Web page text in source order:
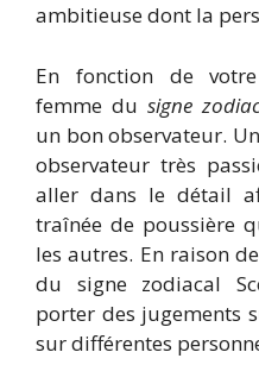
ambitieuse dont la
En fonction de
femme du signe
un bon observateur.
observateur très
aller dans le détail
traînée de poussière
les autres. En raison
du signe zodiacal
porter des jugements
sur différentes